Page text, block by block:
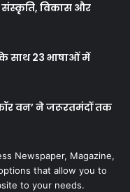
संस्कृति, विकास और
साथ 23 भाषाओं में
वन’ ने जरूरतमंदों तक
Newspaper, Magazine,
that allow you to
to your needs.